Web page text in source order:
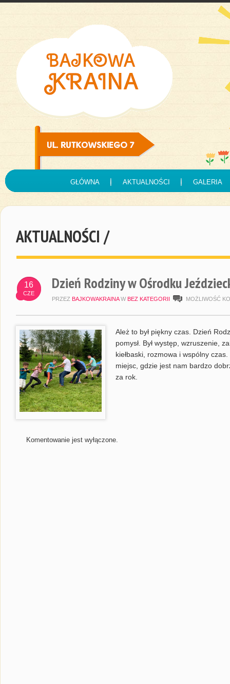
GŁÓWNA AKTUALNOŚCI GALERIA
AKTUALNOŚCI /
16
CZE
Dzień Rodziny w Ośrodku
PRZEZ BAJKOWAKRAINA W BEZ KATEGORII MOŻLIWOŚĆ
Ależ to był piękny czas. Dzień
pomysł. Był występ, wzruszenie,
kiełbaski, rozmowa i wspólny
miejsc, gdzie jest nam bardzo
za rok.
Komentowanie jest wyłączone.